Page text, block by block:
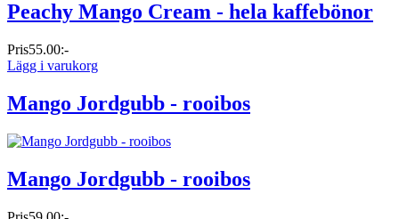
Peachy Mango Cream - hela kaffebönor
Pris55.00:-
Lägg i varukorg
Mango Jordgubb - rooibos
Mango Jordgubb - rooibos